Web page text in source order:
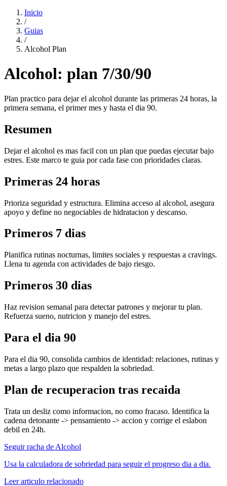
Inicio
/
Guias
/
Alcohol Plan
Alcohol: plan 7/30/90
Plan practico para dejar el alcohol durante las primeras 24 horas, la
primera semana, el primer mes y hasta el dia 90.
Resumen
Dejar el alcohol es mas facil con un plan que puedas ejecutar bajo
estres. Este marco te guia por cada fase con prioridades claras.
Primeras 24 horas
Prioriza seguridad y estructura. Elimina acceso al alcohol, asegura
apoyo y define no negociables de hidratacion y descanso.
Primeros 7 dias
Planifica rutinas nocturnas, limites sociales y respuestas a cravings.
Llena tu agenda con actividades de bajo riesgo.
Primeros 30 dias
Haz revision semanal para detectar patrones y mejorar tu plan.
Refuerza sueno, nutricion y manejo del estres.
Para el dia 90
Para el dia 90, consolida cambios de identidad: relaciones, rutinas y
metas a largo plazo que respalden la sobriedad.
Plan de recuperacion tras recaida
Trata un desliz como informacion, no como fracaso. Identifica la
cadena detonante -> pensamiento -> accion y corrige el eslabon
debil en 24h.
Seguir racha de Alcohol
Usa la calculadora de sobriedad para seguir el progreso dia a dia.
Leer articulo relacionado